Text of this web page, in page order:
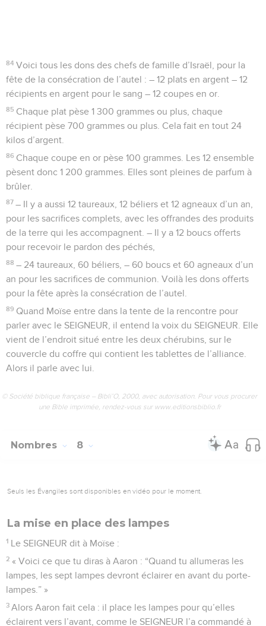
84 Voici tous les dons des chefs de famille d’Israël, pour la
fête de la consécration de l’autel : – 12 plats en argent – 12
récipients en argent pour le sang – 12 coupes en or.
85 Chaque plat pèse 1 300 grammes ou plus, chaque
récipient pèse 700 grammes ou plus. Cela fait en tout 24
kilos d’argent.
86 Chaque coupe en or pèse 100 grammes. Les 12 ensemble
pèsent donc 1 200 grammes. Elles sont pleines de parfum à
brûler.
87 – Il y a aussi 12 taureaux, 12 béliers et 12 agneaux d’un an,
pour les sacrifices complets, avec les offrandes des produits
de la terre qui les accompagnent. – Il y a 12 boucs offerts
pour recevoir le pardon des péchés,
88 – 24 taureaux, 60 béliers, – 60 boucs et 60 agneaux d’un
an pour les sacrifices de communion. Voilà les dons offerts
pour la fête après la consécration de l’autel.
89 Quand Moïse entre dans la tente de la rencontre pour
parler avec le SEIGNEUR, il entend la voix du SEIGNEUR. Elle
vient de l’endroit situé entre les deux chérubins, sur le
couvercle du coffre qui contient les tablettes de l’alliance.
Alors il parle avec lui.
© Société biblique française – Bibli’O, 2000, avec autorisation. Pour vous procurer
une Bible imprimée, rendez-vous sur www.editionsbiblio.fr
Nombres 8
Seuls les Évangiles sont disponibles en vidéo pour le moment.
La mise en place des lampes
1 Le SEIGNEUR dit à Moïse :
2 « Voici ce que tu diras à Aaron : “Quand tu allumeras les
lampes, les sept lampes devront éclairer en avant du porte-
lampes.” »
3 Alors Aaron fait cela : il place les lampes pour qu’elles
éclairent vers l’avant, comme le SEIGNEUR l’a commandé à